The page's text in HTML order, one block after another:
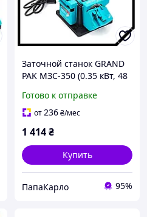
Заточной станок GRAND
PAK МЗС-350 (0.35 кВт, 48
Готово к отправке
от236₴/мес
1 414₴
Купить
ПапаКарло 95%